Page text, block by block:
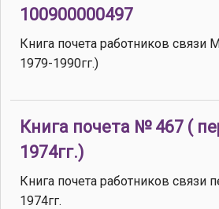
100900000497
Книга почета работников связи
1979-1990гг.)
Книга почета № 467 (
1974гг.)
Книга почета работников связи
1974гг.